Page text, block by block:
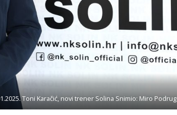
Toni Karačić, novi trener Solina Snimio: Miro Podrug